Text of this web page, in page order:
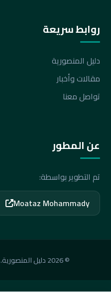
روابط سريعة
دليل المنصورية
مقالات وأخبار
تواصل معنا
عن المطور
تم التطوير بواسطة:
Moataz Mohammady
© 2026 دليل المنصورية. جميع الحقوق محفوظة.